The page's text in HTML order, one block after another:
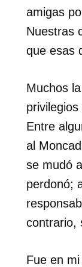
amigas
Nuestras
que esas
Muchos
Entre
al
se mudó
perdonó;
contrario,
Fue en